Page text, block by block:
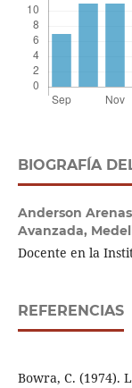
BIOGRAFÍA
Anderson
Avanzada,
Docente en la
REFERENCIAS
Bowra, C. (1974).